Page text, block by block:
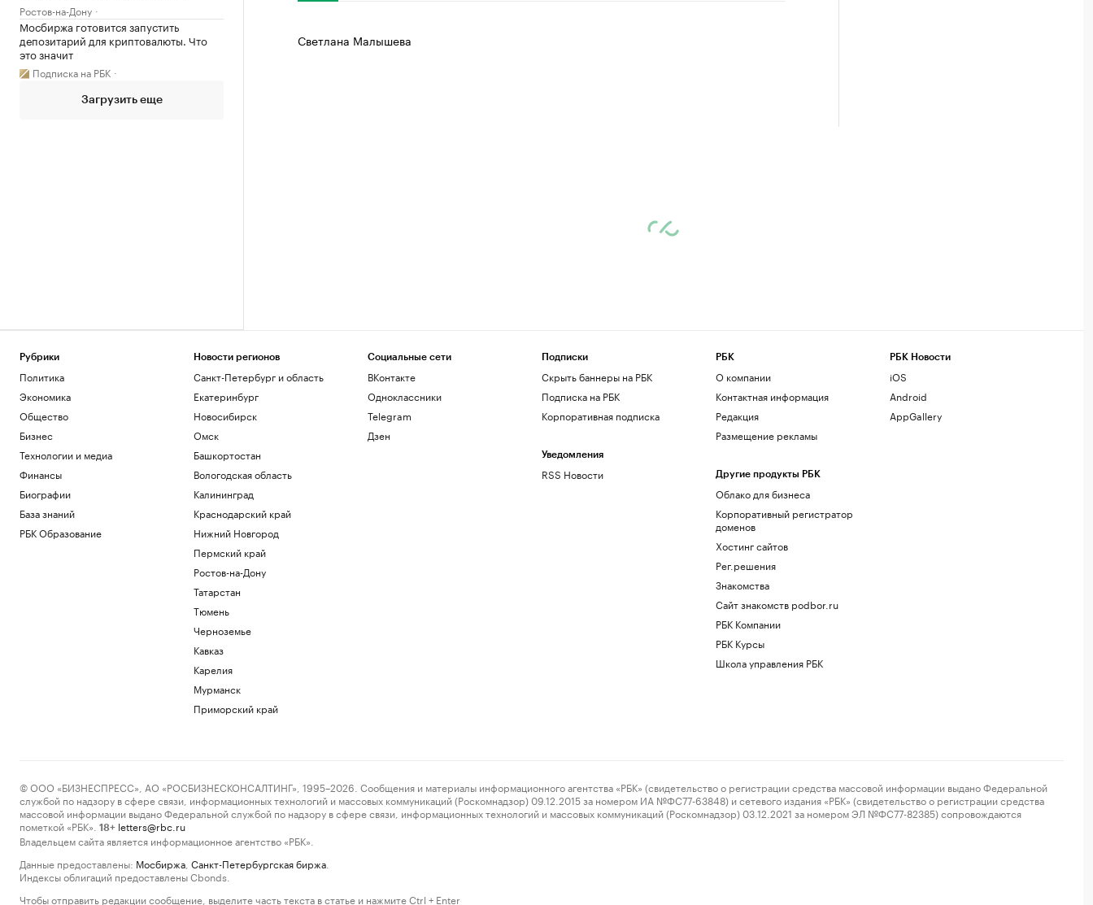
Ростов-на-Дону
Мосбиржа готовится запустить
депозитарий для криптовалюты. Что
это значит
Подписка на РБК
Загрузить еще
Светлана Малышева
Рубрики
Политика
Экономика
Общество
Бизнес
Технологии и медиа
Финансы
Биографии
База знаний
РБК Образование
Новости регионов
Санкт-Петербург и область
Екатеринбург
Новосибирск
Омск
Башкортостан
Вологодская область
Калининград
Краснодарский край
Нижний Новгород
Пермский край
Ростов-на-Дону
Татарстан
Тюмень
Черноземье
Кавказ
Карелия
Мурманск
Приморский край
Социальные сети
ВКонтакте
Одноклассники
Telegram
Дзен
Подписки
Скрыть баннеры на РБК
Подписка на РБК
Корпоративная подписка
Уведомления
RSS Новости
РБК
О компании
Контактная информация
Редакция
Размещение рекламы
Другие продукты РБК
Облако для бизнеса
Корпоративный регистратор
доменов
Хостинг сайтов
Рег.решения
Знакомства
Сайт знакомств podbor.ru
РБК Компании
РБК Курсы
Школа управления РБК
РБК Новости
iOS
Android
AppGallery
© ООО «БИЗНЕСПРЕСС», АО «РОСБИЗНЕСКОНСАЛТИНГ», 1995–2026. Сообщения и материалы информационного агентства «РБК» (свидетельство о регистрации средства массовой информации выдано Федеральной
службой по надзору в сфере связи, информационных технологий и массовых коммуникаций (Роскомнадзор) 09.12.2015 за номером ИА №ФС77-63848) и сетевого издания «РБК» (свидетельство о регистрации средства
массовой информации выдано Федеральной службой по надзору в сфере связи, информационных технологий и массовых коммуникаций (Роскомнадзор) 03.12.2021 за номером ЭЛ №ФС77-82385) сопровождаются
пометкой «РБК».
18+ letters@rbc.ru
Владельцем сайта является информационное агентство «РБК».
Данные предоставлены: Мосбиржа Санкт-Петербургская биржа
Индексы облигаций предоставлены Cbonds.
Чтобы отправить редакции сообщение, выделите часть текста в статье и нажмите Ctrl + Enter